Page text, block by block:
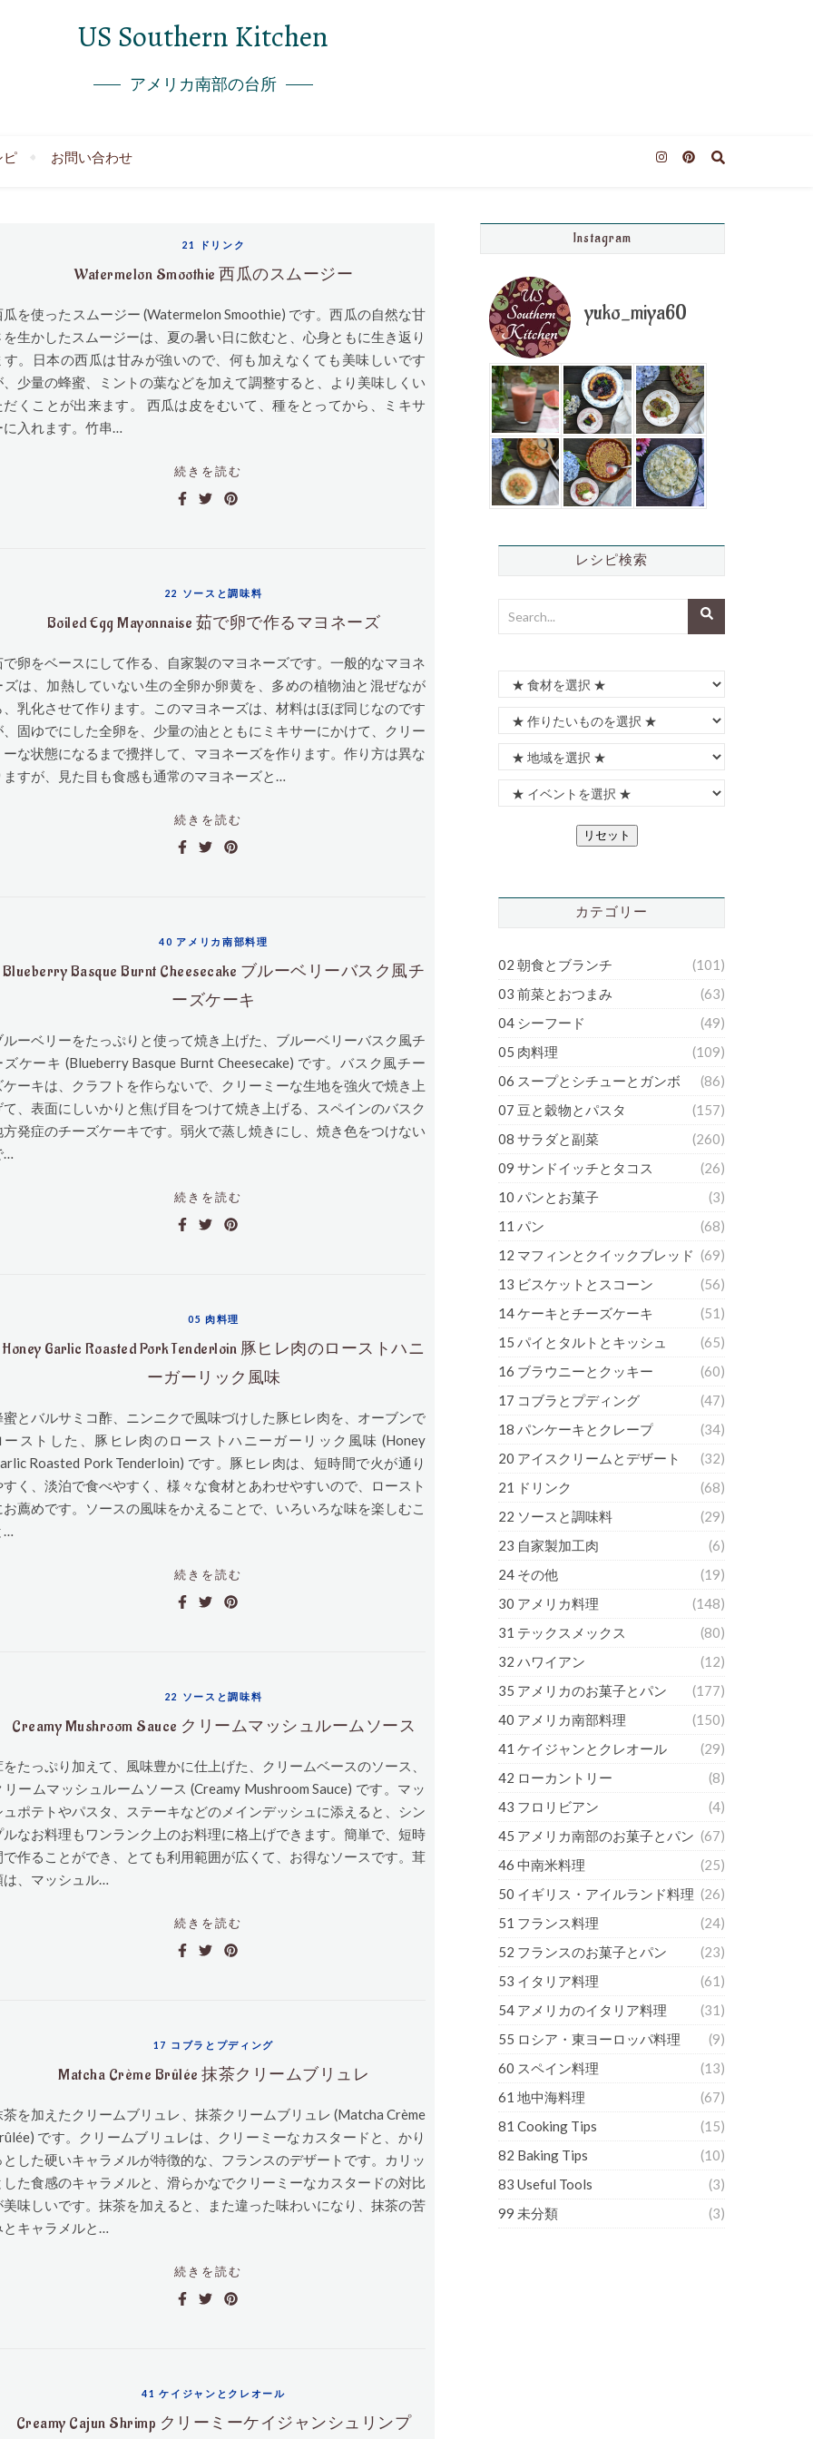
US Southern Kitchen
アメリカ南部の台所
ピ お問い合わせ
21 ドリンク
Watermelon Smoothie 西瓜のスムージー
瓜を使ったスムージー (Watermelon Smoothie) です。西瓜の自然な甘
を生かしたスムージーは、夏の暑い日に飲むと、心身ともに生き返り
す。日本の西瓜は甘みが強いので、何も加えなくても美味しいです
、少量の蜂蜜、ミントの葉などを加えて調整すると、より美味しくい
だくことが出来ます。 西瓜は皮をむいて、種をとってから、ミキサ
に入れます。竹串…
続きを読む
22 ソースと調味料
Boiled Egg Mayonnaise 茹で卵で作るマヨネーズ
で卵をベースにして作る、自家製のマヨネーズです。一般的なマヨネ
ズは、加熱していない生の全卵か卵黄を、多めの植物油と混ぜなが
、乳化させて作ります。このマヨネーズは、材料はほぼ同じなのです
、固ゆでにした全卵を、少量の油とともにミキサーにかけて、クリー
ーな状態になるまで攪拌して、マヨネーズを作ります。作り方は異な
ますが、見た目も食感も通常のマヨネーズと…
続きを読む
40 アメリカ南部料理
Blueberry Basque Burnt Cheesecake ブルーベリーバスク風チ
ーズケーキ
ルーベリーをたっぷりと使って焼き上げた、ブルーベリーバスク風チ
ズケーキ (Blueberry Basque Burnt Cheesecake) です。バスク風チー
ケーキは、クラフトを作らないで、クリーミーな生地を強火で焼き上
て、表面にしいかりと焦げ目をつけて焼き上げる、スペインのバスク
方発症のチーズケーキです。弱火で蒸し焼きにし、焼き色をつけない
…
続きを読む
05 肉料理
Honey Garlic Roasted Pork Tenderloin 豚ヒレ肉のローストハニ
ーガーリック風味
蜜とバルサミコ酢、ニンニクで風味づけした豚ヒレ肉を、オーブンで
ーストした、豚ヒレ肉のローストハニーガーリック風味 (Honey
Roasted Pork Tenderloin) です。豚ヒレ肉は、短時間で火が通り
すく、淡泊で食べやすく、様々な食材とあわせやすいので、ロースト
お薦めです。ソースの風味をかえることで、いろいろな味を楽しむこ
…
続きを読む
22 ソースと調味料
Creamy Mushroom Sauce クリームマッシュルームソース
をたっぷり加えて、風味豊かに仕上げた、クリームベースのソース、
リームマッシュルームソース (Creamy Mushroom Sauce) です。マッ
ュポテトやパスタ、ステーキなどのメインデッシュに添えると、シン
ルなお料理もワンランク上のお料理に格上げできます。簡単で、短時
で作ることができ、とても利用範囲が広くて、お得なソースです。茸
は、マッシュル…
続きを読む
17 コブラとプディング
Matcha Crème Brûlée 抹茶クリームブリュレ
茶を加えたクリームブリュレ、抹茶クリームブリュレ (Matcha Crème
です。クリームブリュレは、クリーミーなカスタードと、かり
とした硬いキャラメルが特徴的な、フランスのデザートです。カリッ
した食感のキャラメルと、滑らかなでクリーミーなカスタードの対比
美味しいです。抹茶を加えると、また違った味わいになり、抹茶の苦
とキャラメルと…
続きを読む
41 ケイジャンとクレオール
Creamy Cajun Shrimp クリーミーケイジャンシュリンプ
Instagram
yuko_miya60
レシピ検索
リセット
カテゴリー
02 朝食とブランチ
(101)
03 前菜とおつまみ
(63)
04 シーフード
(49)
05 肉料理
(109)
06 スープとシチューとガンボ
(86)
07 豆と穀物とパスタ
(157)
08 サラダと副菜
(260)
09 サンドイッチとタコス
(26)
10 パンとお菓子
(3)
11 パン
(68)
12 マフィンとクイックブレッド (69)
13 ビスケットとスコーン
(56)
14 ケーキとチーズケーキ
(51)
15 パイとタルトとキッシュ
(65)
16 ブラウニーとクッキー
(60)
17 コブラとプディング
(47)
18 パンケーキとクレープ
(34)
20 アイスクリームとデザート
(32)
21 ドリンク
(68)
22 ソースと調味料
(29)
23 自家製加工肉
(6)
24 その他
(19)
30 アメリカ料理
(148)
31 テックスメックス
(80)
32 ハワイアン
(12)
35 アメリカのお菓子とパン
(177)
40 アメリカ南部料理
(150)
41 ケイジャンとクレオール
(29)
42 ローカントリー
(8)
43 フロリビアン
(4)
45 アメリカ南部のお菓子とパン (67)
46 中南米料理
(25)
50 イギリス・アイルランド料理 (26)
51 フランス料理
(24)
52 フランスのお菓子とパン
(23)
53 イタリア料理
(61)
54 アメリカのイタリア料理
(31)
55 ロシア・東ヨーロッパ料理
(9)
60 スペイン料理
(13)
61 地中海料理
(67)
81 Cooking Tips
(15)
82 Baking Tips
(10)
83 Useful Tools
(3)
99 未分類
(3)